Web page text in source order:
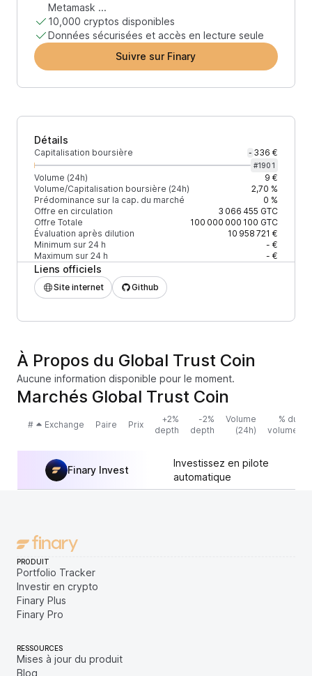
Metamask ...
10,000 cryptos disponibles
Données sécurisées et accès en lecture seule
Suivre sur Finary
Détails
Capitalisation boursière - 336 €
#1901
Volume (24h)
9 €
Volume/Capitalisation boursière (24h)
2,70 %
Prédominance sur la cap. du marché
0 %
Offre en circulation
3 066 455 GTC
Offre Totale
100 000 000 100 GTC
Évaluation après dilution
10 958 721 €
Minimum sur 24 h
- €
Maximum sur 24 h
- €
Liens officiels
Site internet Github
À Propos du Global Trust Coin
Aucune information disponible pour le moment.
Marchés Global Trust Coin
# Exchange Paire Prix
+2%
depth
-2%
depth
Volume
(24h)
% du
volume
Finary Invest
Investissez en pilote
automatique
PRODUIT
Portfolio Tracker
Investir en crypto
Finary Plus
Finary Pro
RESSOURCES
Mises à jour du produit
Blog